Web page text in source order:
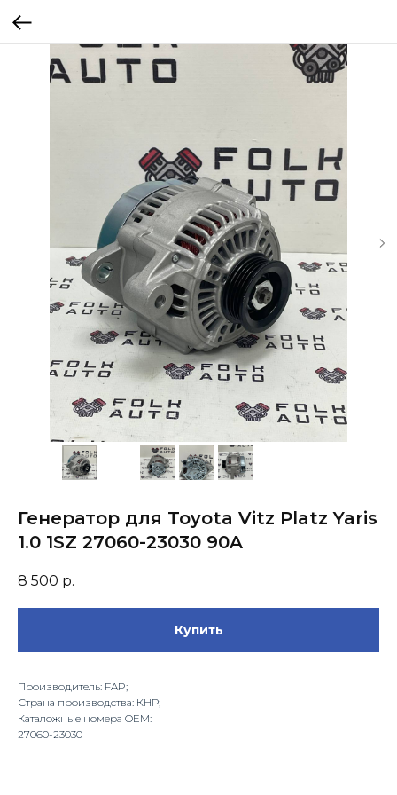
Генератор для Toyota Vitz Platz Yaris
1.0 1SZ 27060-23030 90A
8 500 р.
Купить
Производитель: FAP;
Страна производства: КНР;
Каталожные номера OEM:
27060-23030